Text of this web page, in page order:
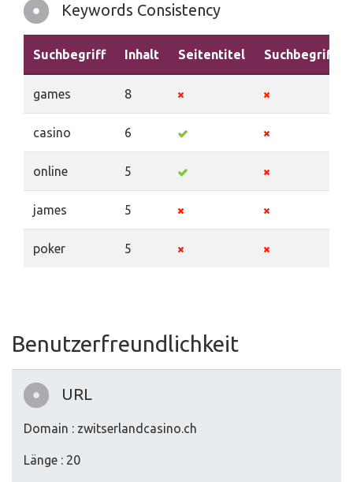
Keywords Consistency
Suchbegriff Inhalt Seitentitel Suchbegriffe
games 8
casino 6
online 5
james 5
poker 5
Benutzerfreundlichkeit
URL
Domain : zwitserlandcasino.ch
Länge : 20